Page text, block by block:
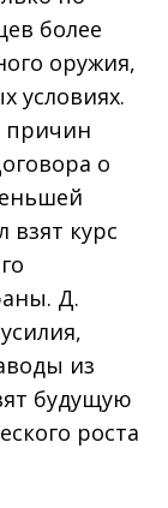
более
оружия,
условиях.
причин
о
взят курс
Д.
из
будущую
роста